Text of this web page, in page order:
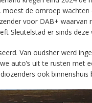
de omroep
voor DAB+
Sleutelstad er sinds deze
Van oudsher werd
auto’s uit te rusten met
ook